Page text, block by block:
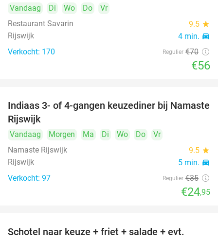
Vandaag Di Wo Do
Vr
Restaurant Savarin
9.5 star
Rijswijk 4 min. directions_car
Verkocht: 170 Regulier €70
€56
29%
Indiaas 3- of 4-gangen keuzediner bij Namaste
Rijswijk
Vandaag Morgen Ma Di Wo Do
Vr
Namaste Rijswijk
9.5 star
Rijswijk 5 min. directions_car
Verkocht: 97 Regulier €35
€24,95
Schotel naar keuze + friet + salade + evt.